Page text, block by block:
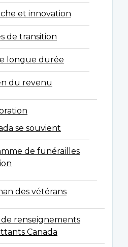
et innovation
de transition
longue durée
du revenu
se souvient
de funérailles
des vétérans
renseignements
Canada